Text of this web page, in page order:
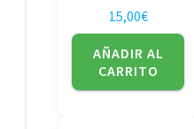
15,00€
AÑADIR AL
CARRITO